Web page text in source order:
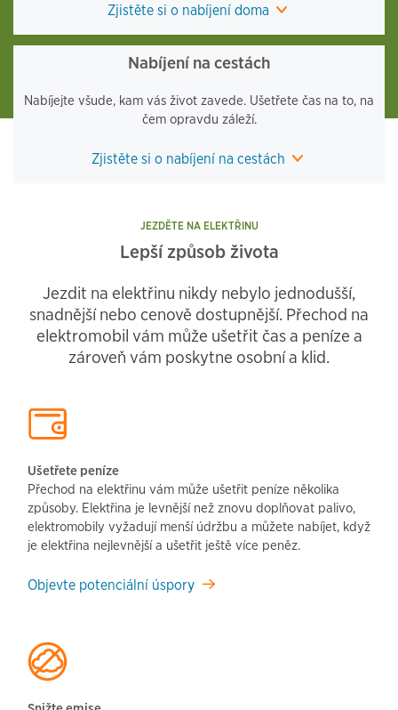
Zjistěte si o nabíjení doma
Nabíjení na cestách
Nabíjejte všude, kam vás život zavede. Ušetřete čas na to, na
čem opravdu záleží.
Zjistěte si o nabíjení na cestách
JEZDĚTE NA ELEKTŘINU
Lepší způsob života
Jezdit na elektřinu nikdy nebylo jednodušší,
snadnější nebo cenově dostupnější. Přechod na
elektromobil vám může ušetřit čas a peníze a
zároveň vám poskytne osobní a klid.
Ušetřete peníze
Přechod na elektřinu vám může ušetřit peníze několika
způsoby. Elektřina je levnější než znovu doplňovat palivo,
elektromobily vyžadují menší údržbu a můžete nabíjet, když
je elektřina nejlevnější a ušetřit ještě více peněz.
Objevte potenciální úspory